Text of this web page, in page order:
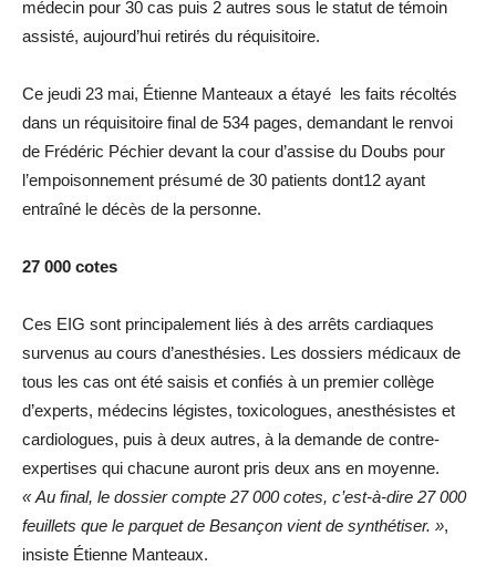
médecin pour 30 cas puis 2 autres sous le statut de témoin
assisté, aujourd’hui retirés du réquisitoire.
Ce jeudi 23 mai, Étienne Manteaux a étayé les faits récoltés
dans un réquisitoire final de 534 pages, demandant le renvoi
de Frédéric Péchier devant la cour d’assise du Doubs pour
l’empoisonnement présumé de 30 patients dont12 ayant
entraîné le décès de la personne.
27 000 cotes
Ces EIG sont principalement liés à des arrêts cardiaques
survenus au cours d’anesthésies. Les dossiers médicaux de
tous les cas ont été saisis et confiés à un premier collège
d’experts, médecins légistes, toxicologues, anesthésistes et
cardiologues, puis à deux autres, à la demande de contre-
expertises qui chacune auront pris deux ans en moyenne.
« Au final, le dossier compte 27 000 cotes, c’est-à-dire 27 000
feuillets que le parquet de Besançon vient de synthétiser. »,
insiste Étienne Manteaux.